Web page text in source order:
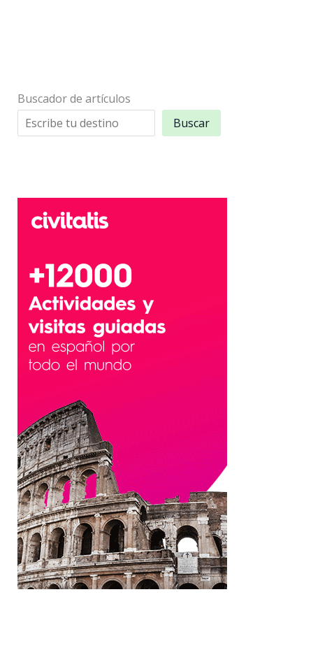
Buscador de artículos
Buscar